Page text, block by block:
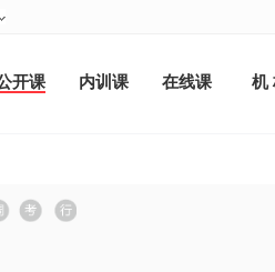
开课 内训课 在线课 机